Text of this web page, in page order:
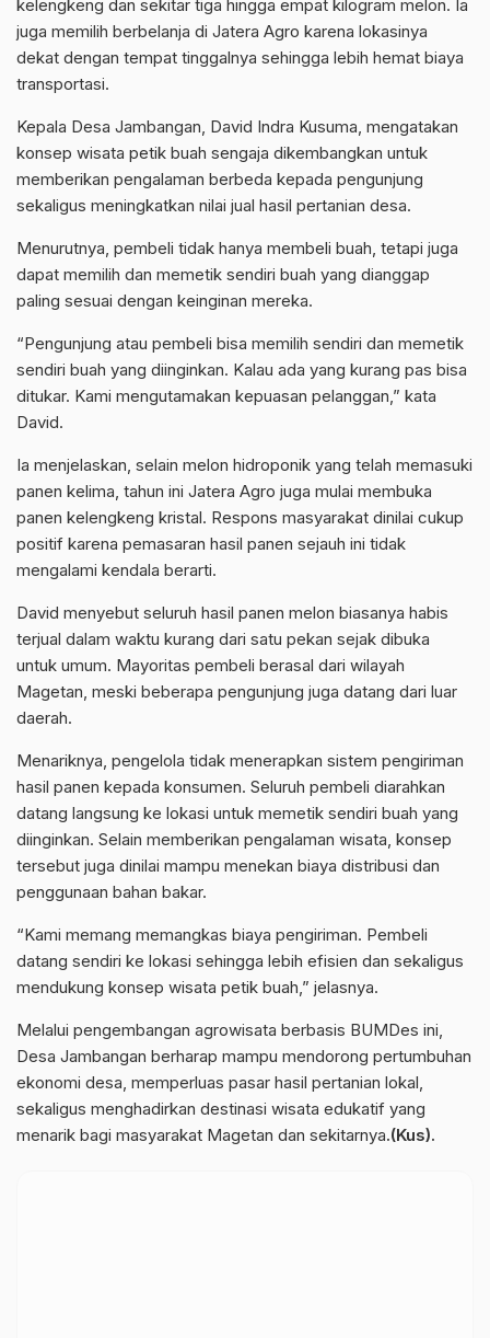
kelengkeng dan sekitar tiga hingga empat kilogram melon. Ia
juga memilih berbelanja di Jatera Agro karena lokasinya
dekat dengan tempat tinggalnya sehingga lebih hemat biaya
transportasi.
Kepala Desa Jambangan, David Indra Kusuma, mengatakan
konsep wisata petik buah sengaja dikembangkan untuk
memberikan pengalaman berbeda kepada pengunjung
sekaligus meningkatkan nilai jual hasil pertanian desa.
Menurutnya, pembeli tidak hanya membeli buah, tetapi juga
dapat memilih dan memetik sendiri buah yang dianggap
paling sesuai dengan keinginan mereka.
“Pengunjung atau pembeli bisa memilih sendiri dan memetik
sendiri buah yang diinginkan. Kalau ada yang kurang pas bisa
ditukar. Kami mengutamakan kepuasan pelanggan,” kata
David.
Ia menjelaskan, selain melon hidroponik yang telah memasuki
panen kelima, tahun ini Jatera Agro juga mulai membuka
panen kelengkeng kristal. Respons masyarakat dinilai cukup
positif karena pemasaran hasil panen sejauh ini tidak
mengalami kendala berarti.
David menyebut seluruh hasil panen melon biasanya habis
terjual dalam waktu kurang dari satu pekan sejak dibuka
untuk umum. Mayoritas pembeli berasal dari wilayah
Magetan, meski beberapa pengunjung juga datang dari luar
daerah.
Menariknya, pengelola tidak menerapkan sistem pengiriman
hasil panen kepada konsumen. Seluruh pembeli diarahkan
datang langsung ke lokasi untuk memetik sendiri buah yang
diinginkan. Selain memberikan pengalaman wisata, konsep
tersebut juga dinilai mampu menekan biaya distribusi dan
penggunaan bahan bakar.
“Kami memang memangkas biaya pengiriman. Pembeli
datang sendiri ke lokasi sehingga lebih efisien dan sekaligus
mendukung konsep wisata petik buah,” jelasnya.
Melalui pengembangan agrowisata berbasis BUMDes ini,
Desa Jambangan berharap mampu mendorong pertumbuhan
ekonomi desa, memperluas pasar hasil pertanian lokal,
sekaligus menghadirkan destinasi wisata edukatif yang
menarik bagi masyarakat Magetan dan sekitarnya.(Kus).